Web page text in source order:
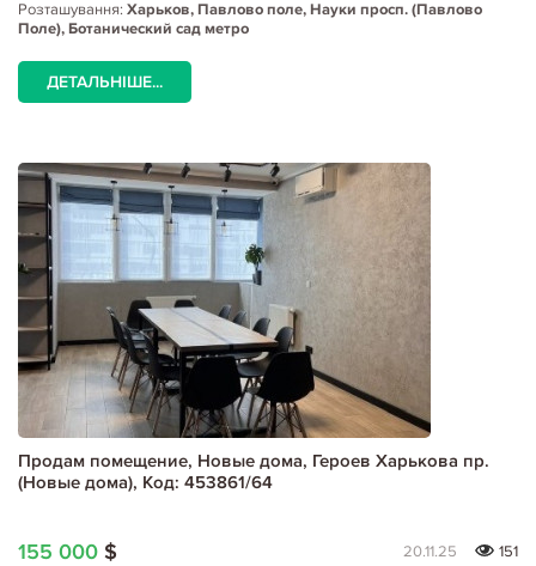
Розташування: Харьков, Павлово поле, Науки просп. (Павлово
Поле), Ботанический сад метро
ДЕТАЛЬНІШЕ...
Продам помещение, Новые дома, Героев Харькова пр.
(Новые дома), Код: 453861/64
155 000 $ 20.11.25
151